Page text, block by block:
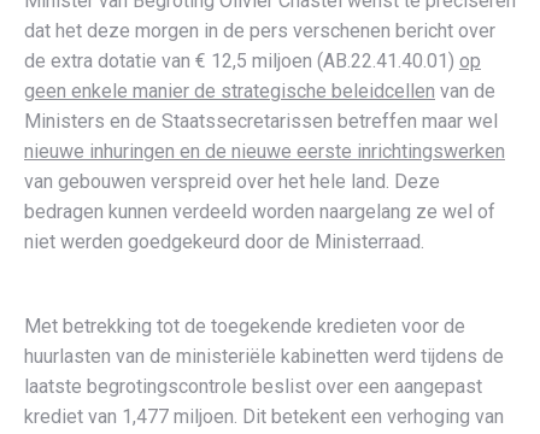
dat het deze morgen in de pers verschenen bericht over
de extra dotatie van € 12,5 miljoen (AB.22.41.40.01) op
geen enkele manier de strategische beleidcellen van de
Ministers en de Staatssecretarissen betreffen maar wel
nieuwe inhuringen en de nieuwe eerste inrichtingswerken
van gebouwen verspreid over het hele land. Deze
bedragen kunnen verdeeld worden naargelang ze wel of
niet werden goedgekeurd door de Ministerraad.
Met betrekking tot de toegekende kredieten voor de
huurlasten van de ministeriële kabinetten werd tijdens de
laatste begrotingscontrole beslist over een aangepast
krediet van 1,477 miljoen. Dit betekent een verhoging van